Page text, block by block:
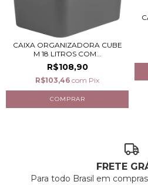
CAIXA ORGANIZADORA CUBE
M 18 LITROS COM...
R$108,90
R$103,46 com Pix
FRETE
Para todo Brasil em